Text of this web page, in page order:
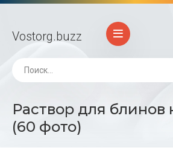
Vostorg.buzz
Раствор для блинов
(60 фото)